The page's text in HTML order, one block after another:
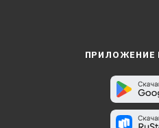
ПРИЛОЖЕНИЕ